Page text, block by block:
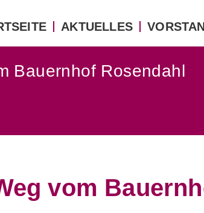
AKTUELLES
Bauernhof Rosendahl
vom